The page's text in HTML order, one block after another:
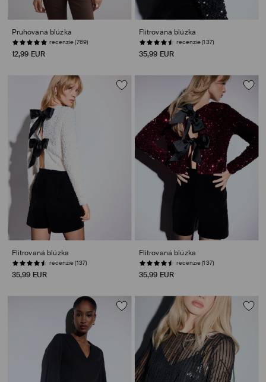
Pruhovaná blúzka
recenzie (769)
12,99 EUR
Flitrovaná blúzka
recenzie (137)
35,99 EUR
Flitrovaná blúzka
recenzie (137)
35,99 EUR
Flitrovaná blúzka
recenzie (137)
35,99 EUR